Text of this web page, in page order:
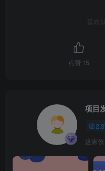
喜欢
点赞 15
项目
这家